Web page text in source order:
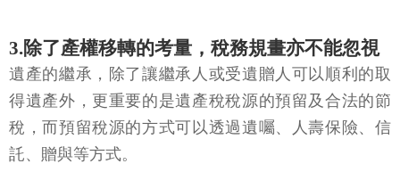
3.除了產權移轉的考量，稅務規畫亦不能忽視
遺產的繼承，除了讓繼承人或受遺贈人可以順利的取
得遺產外，更重要的是遺產稅稅源的預留及合法的節
稅，而預留稅源的方式可以透過遺囑、人壽保險、信
託、贈與等方式。